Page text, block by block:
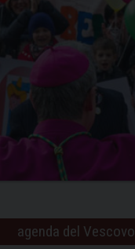
agenda del Vescovo